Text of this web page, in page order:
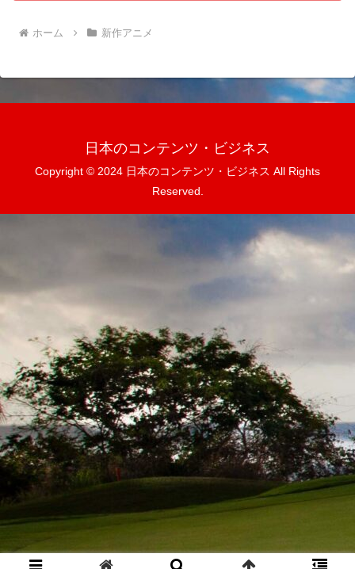
ホーム 新作アニメ
日本のコンテンツ・ビジネス
Copyright © 2024 日本のコンテンツ・ビジネス All Rights
Reserved.